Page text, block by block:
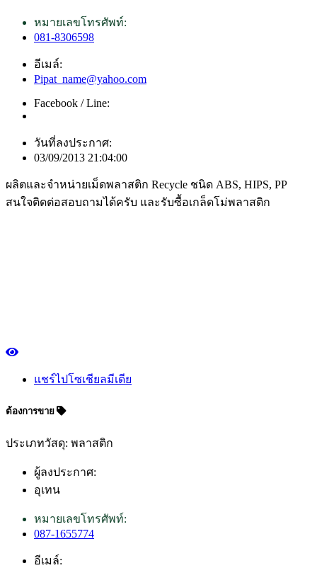
หมายเลขโทรศัพท์:
081-8306598
อีเมล์:
Pipat_name@yahoo.com
Facebook / Line:
วันที่ลงประกาศ:
03/09/2013 21:04:00
ผลิตและจำหน่ายเม็ดพลาสติก Recycle ชนิด ABS, HIPS, PP
สนใจติดต่อสอบถามได้ครับ และรับซื้อเกล็ดโม่พลาสติก
แชร์ไปโซเชียลมีเดีย
ต้องการขาย
ประเภทวัสดุ: พลาสติก
ผู้ลงประกาศ:
อุเทน
หมายเลขโทรศัพท์:
087-1655774
อีเมล์: